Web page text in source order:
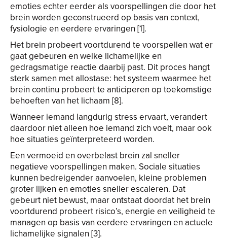
emoties echter eerder als voorspellingen die door het
brein worden geconstrueerd op basis van context,
fysiologie en eerdere ervaringen [1].
Het brein probeert voortdurend te voorspellen wat er
gaat gebeuren en welke lichamelijke en
gedragsmatige reactie daarbij past. Dit proces hangt
sterk samen met allostase: het systeem waarmee het
brein continu probeert te anticiperen op toekomstige
behoeften van het lichaam [8].
Wanneer iemand langdurig stress ervaart, verandert
daardoor niet alleen hoe iemand zich voelt, maar ook
hoe situaties geïnterpreteerd worden.
Een vermoeid en overbelast brein zal sneller
negatieve voorspellingen maken. Sociale situaties
kunnen bedreigender aanvoelen, kleine problemen
groter lijken en emoties sneller escaleren. Dat
gebeurt niet bewust, maar ontstaat doordat het brein
voortdurend probeert risico’s, energie en veiligheid te
managen op basis van eerdere ervaringen en actuele
lichamelijke signalen [3].